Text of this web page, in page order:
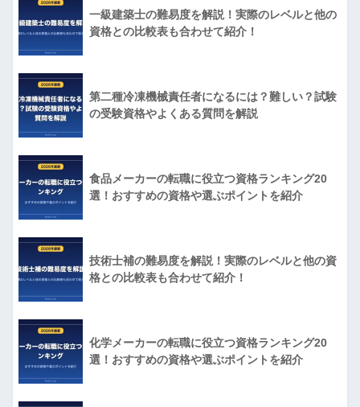
一級建築士の難易度を解説！実際のレベルと他の
資格との比較表も合わせて紹介！
第二種冷凍機械責任者になるには？難しい？試験
の受験資格やよくある質問を解説
食品メーカーの転職に役立つ資格ランキング20
選！おすすめの資格や選ぶポイントを紹介
技術士補の難易度を解説！実際のレベルと他の資
格との比較表も合わせて紹介！
化学メーカーの転職に役立つ資格ランキング20
選！おすすめの資格や選ぶポイントを紹介